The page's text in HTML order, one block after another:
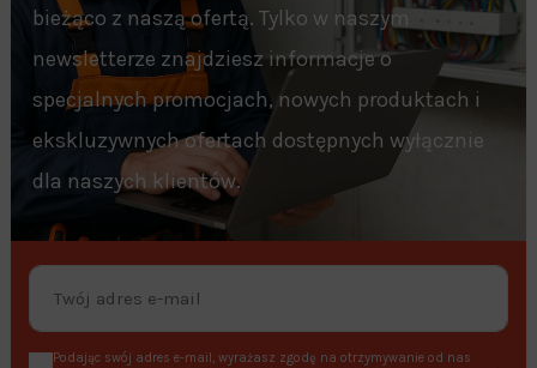
bieżąco z naszą ofertą. Tylko w naszym
newsletterze znajdziesz informacje o
specjalnych promocjach, nowych produktach i
ekskluzywnych ofertach dostępnych wyłącznie
dla naszych klientów.
Podając swój adres e-mail, wyrażasz zgodę na otrzymywanie od nas